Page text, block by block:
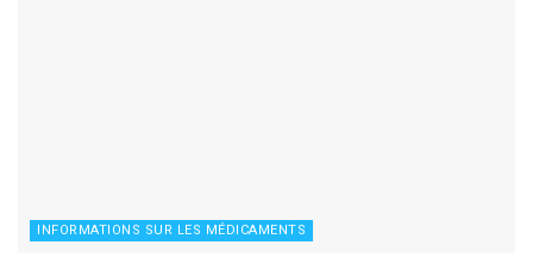
INFORMATIONS SUR LES MÉDICAMENTS